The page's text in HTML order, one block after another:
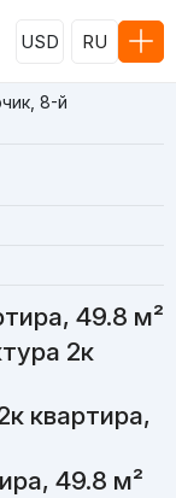
USD RU
8-й
49.8 м²
2к
квартира,
49.8 м²